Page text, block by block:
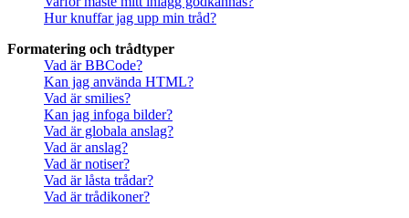
Hur knuffar jag upp min tråd?
Formatering och trådtyper
Vad är BBCode?
Kan jag använda HTML?
Vad är smilies?
Kan jag infoga bilder?
Vad är globala anslag?
Vad är anslag?
Vad är notiser?
Vad är låsta trådar?
Vad är trådikoner?